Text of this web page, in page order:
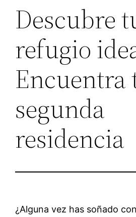
Descubre
refugio
Encuentra
segunda
residencia
¿Alguna vez has soñado